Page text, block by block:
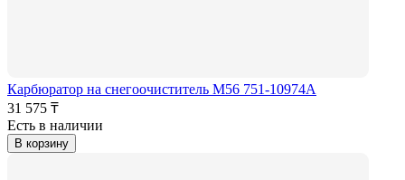
Карбюратор на снегоочиститель M56 751-10974А
31 575 ₸
Есть в наличии
В корзину